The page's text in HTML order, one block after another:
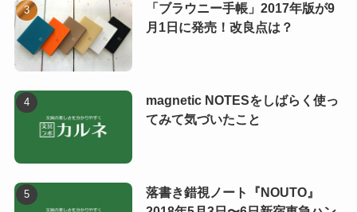
「ブラウニー手帳」2017年版が9
月1日に発売！改良点は？
magnetic NOTESをしばらく使っ
てみて気づいたこと
落書き錯視ノート『NOUTO』